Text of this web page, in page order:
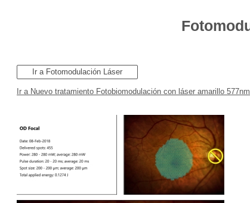
Ir a Fotomodulación Láser
Ir a Nuevo tratamiento Fotobiomodulación con láser amarillo